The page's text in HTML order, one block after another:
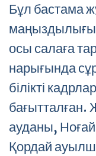
Бұл бастама
осы салаға
нарығында
білікті
ауданы,
Қордай